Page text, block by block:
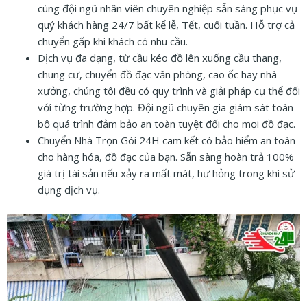
cùng đội ngũ nhân viên chuyên nghiệp sẵn sàng phục vụ
quý khách hàng 24/7 bất kể lễ, Tết, cuối tuần. Hỗ trợ cả
chuyển gấp khi khách có nhu cầu.
Dịch vụ đa dạng, từ cầu kéo đồ lên xuống cầu thang,
chung cư, chuyển đồ đạc văn phòng, cao ốc hay nhà
xưởng, chúng tôi đều có quy trình và giải pháp cụ thể đối
với từng trường hợp. Đội ngũ chuyên gia giám sát toàn
bộ quá trình đảm bảo an toàn tuyệt đối cho mọi đồ đạc.
Chuyển Nhà Trọn Gói 24H cam kết có bảo hiểm an toàn
cho hàng hóa, đồ đạc của bạn. Sẵn sàng hoàn trả 100%
giá trị tài sản nếu xảy ra mất mát, hư hỏng trong khi sử
dụng dịch vụ.